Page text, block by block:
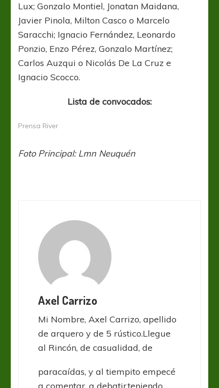
Lux; Gonzalo Montiel, Jonatan Maidana,
Javier Pinola, Milton Casco o Marcelo
Saracchi; Ignacio Fernández, Leonardo
Ponzio, Enzo Pérez, Gonzalo Martínez;
Carlos Auzqui o Nicolás De La Cruz e
Ignacio Scocco.
Lista de convocados:
Prensa River
Foto Principal: Lmn Neuquén
Axel Carrizo
Mi Nombre, Axel Carrizo, apellido
de arquero y de 5 rústico.Llegue
al Rincón, de casualidad, de
paracaídas, y al tiempito empecé